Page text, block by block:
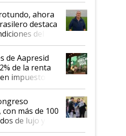
de todo elahora
destaca
del
para invertir:
de Aapresid
de la renta
impuestos:
en
discutiendo
de hace 50
más de 100
de lujo y